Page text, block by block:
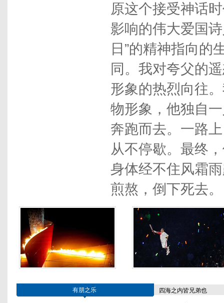
原这个接受神话
影响的伟大爱国
日”的精神指向的
同。我对夸父的
形象的热烈向往
物形象，他独自
奔跑而去。一路
从不停歇。最终
身体经不住风霜
煎熬，倒下死去。
有朋之乐 四海之内皆兄弟也